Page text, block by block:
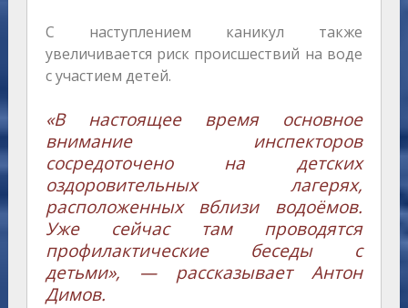
С наступлением каникул также
увеличивается риск происшествий на воде
с участием детей.
«В настоящее время основное
внимание инспекторов
сосредоточено на детских
оздоровительных лагерях,
расположенных вблизи водоёмов.
Уже сейчас там проводятся
профилактические беседы с
детьми», — рассказывает Антон
Димов.